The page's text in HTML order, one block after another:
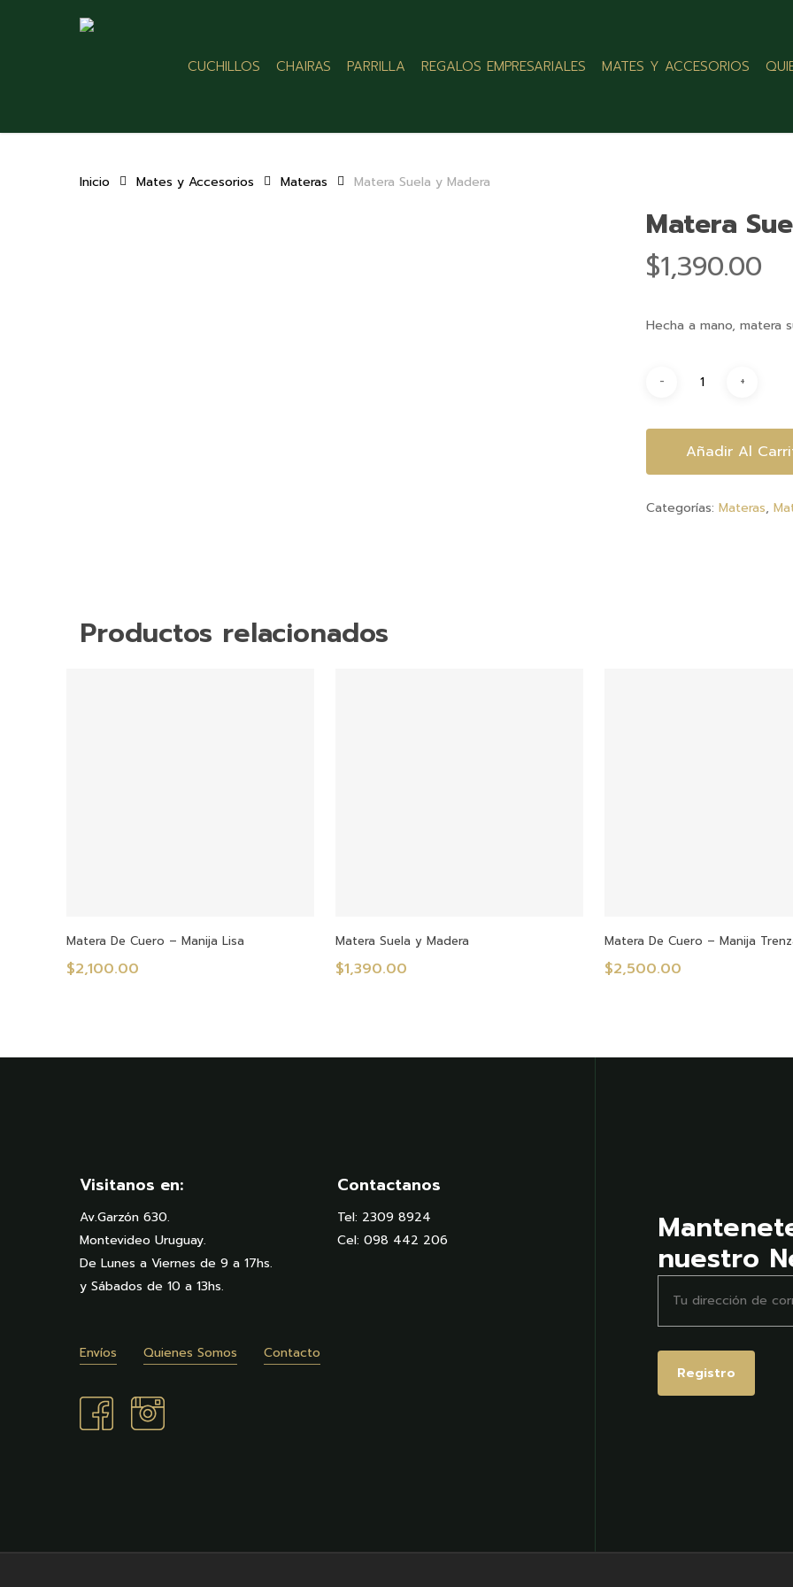
CUCHILLOS CHAIRAS PARRILLA REGALOS EMPRESARIALES MATES Y ACCESORIOS
Inicio Mates y Accesorios Materas Matera Suela y Madera
Matera
$1,390.00
Hecha a mano, matera
Añadir Al
Categorías:Materas,
Productos relacionados
Añadir Al Carrito
Matera De Cuero – Manija Lisa
$2,100.00
Añadir Al Carrito
Matera Suela y Madera
$1,390.00
Añadir Al Carrito
Matera De Cuero – Manija
$2,500.00
Visitanos en:
Av.Garzón 630.
Montevideo Uruguay.
De Lunes a Viernes de 9 a 17hs.
y Sábados de 10 a 13hs.
Contactanos
Tel: 2309 8924
Cel: 098 442 206
Envíos Quienes Somos Contacto
nuestro